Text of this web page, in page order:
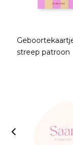
streep patroon